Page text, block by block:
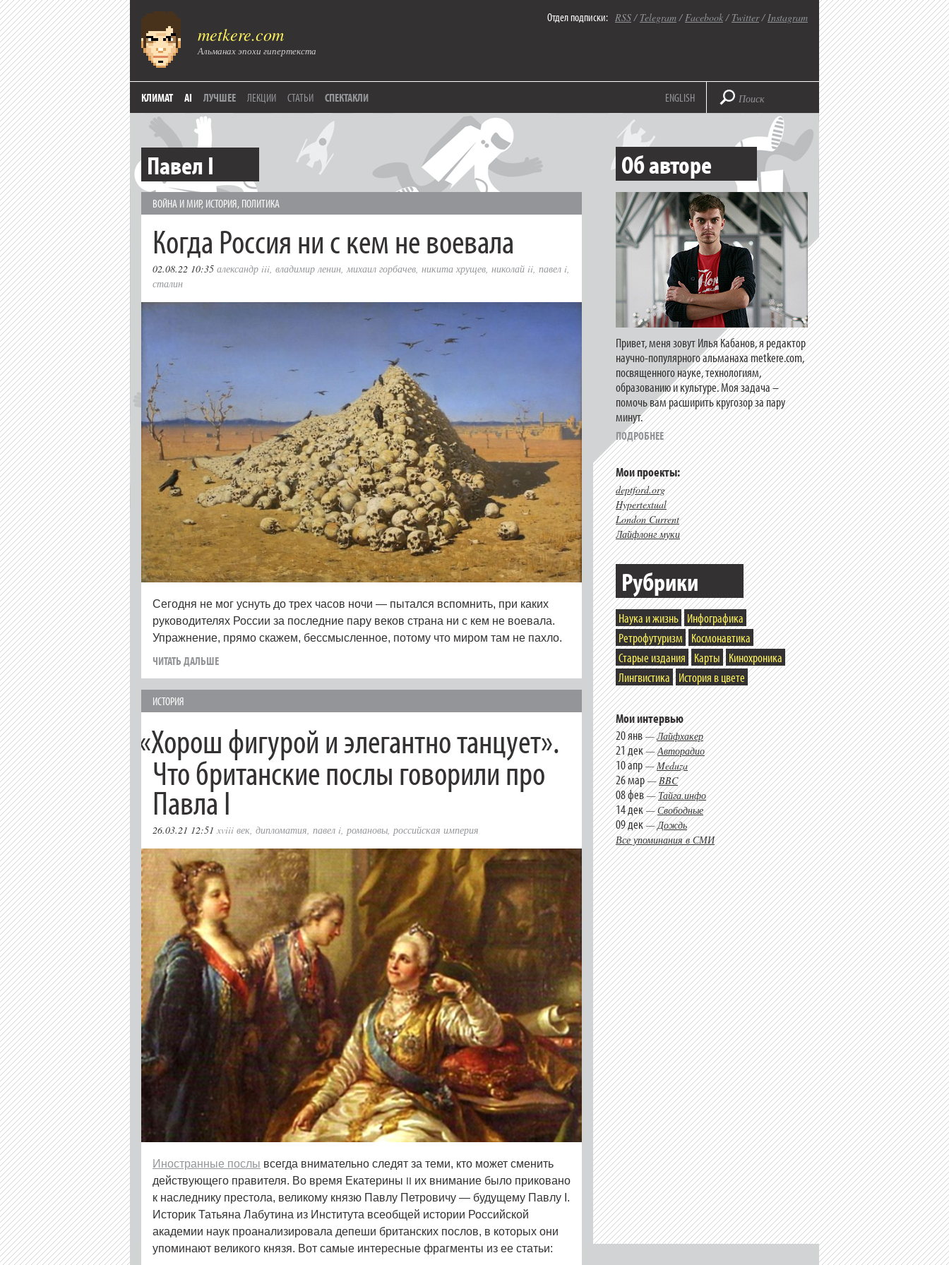
metkere.com
Альманах эпохи гипертекста
Отдел подписки: RSS/ Telegram/Facebook/ Twitter/Instagram
КЛИМАТ AI ЛУЧШЕЕ ЛЕКЦИИ СТАТЬИ СПЕКТАКЛИ ENGLISH
Павел I
ВОЙНА И МИР, ИСТОРИЯ, ПОЛИТИКА
Когда Россия ни с кем не воевала
02.08.22 10:35 александр iii, владимир ленин,михаил горбачев, никита хрущев, николай ii, павел i,
сталин
Сегодня не мог уснуть до трех часов ночи — пытался вспомнить, при каких
руководителях России за последние пару веков страна ни с кем не воевала.
Упражнение, прямо скажем, бессмысленное, потому что миром там не пахло.
ЧИТАТЬ ДАЛЬШЕ
ИСТОРИЯ
«Хорош фигурой и элегантно танцует».
Что британские послы говорили про
Павла I
26.03.21 12:51 xviii век, дипломатия, павел i, романовы, российская империя
Иностранные послы всегда внимательно следят за теми, кто может сменить
действующего правителя. Во время Екатерины II их внимание было приковано
к наследнику престола, великому князю Павлу Петровичу — будущему Павлу I.
Историк Татьяна Лабутина из Института всеобщей истории Российской
академии наук проанализировала депеши британских послов, в которых они
упоминают великого князя. Вот самые интересные фрагменты из ее статьи:
Об авторе
Привет, меня зовут Илья Кабанов, я редактор
научно-популярного альманаха metkere.com,
посвященного науке, технологиям,
образованию и культуре. Моя задача –
помочь вам расширить кругозор за пару
минут.
ПОДРОБНЕЕ
Мои проекты:
deptford.org
Hypertextual
London Current
Лайфлонг муки
Рубрики
Наука и жизнь Инфографика
Ретрофутуризм
Космонавтика
Старые издания
Карты
Кинохроника
Лингвистика
История в цвете
Мои интервью
20 янв—Лайфхакер
21 дек—Авторадио
10 апр—Meduza
26 мар—BBC
08 фев—Тайга.инфо
14 дек—Свободные
09 дек—Дождь
Все упоминания в СМИ